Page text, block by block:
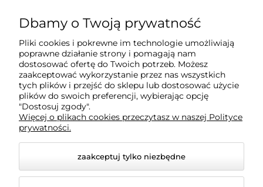
Dostawa i płatności
O firmie
Obsługiwane metody płatności elektronicznych
Dbamy o Twoją prywatność
Pliki cookies i pokrewne im technologie umożliwiają
poprawne działanie strony i pomagają nam
dostosować ofertę do Twoich potrzeb. Możesz
zaakceptować wykorzystanie przez nas wszystkich
tych plików i przejść do sklepu lub dostosować użycie
plików do swoich preferencji, wybierając opcję
"Dostosuj zgody".
Więcej o plikach cookies przeczytasz w naszej Polityce
prywatności.
zaakceptuj tylko niezbędne